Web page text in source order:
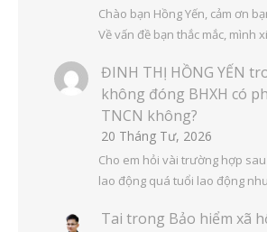
Chào bạn Hồng Yến, cảm ơn
Về vấn đề bạn thắc mắc, mình
ĐINH THỊ HỒNG YẾN
không đóng BHXH có
TNCN không?
20 Tháng Tư, 2026
Cho em hỏi vài trường hợp
lao động quá tuổi lao động
Tai trong Bảo hiểm xã